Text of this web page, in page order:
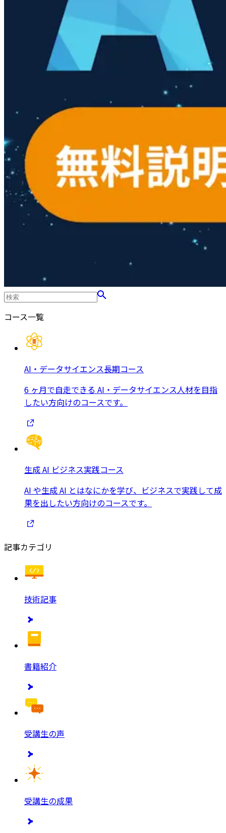
コース一覧
AI・データサイエンス長期コース
6 ヶ月で自走できる AI・データサイエンス人材を目指
したい方向けのコースです。
生成 AI ビジネス実践コース
AI や生成 AI とはなにかを学び、ビジネスで実践して成
果を出したい方向けのコースです。
記事カテゴリ
技術記事
書籍紹介
受講生の声
受講生の成果